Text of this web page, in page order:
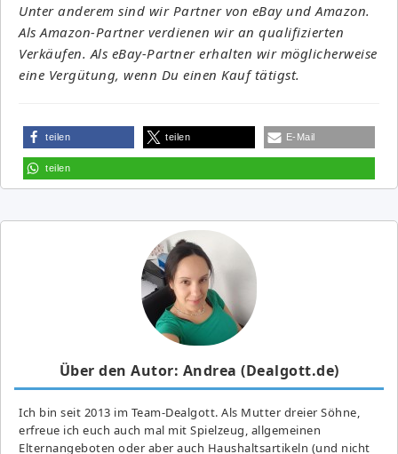
Unter anderem sind wir Partner von eBay und Amazon.
Als Amazon-Partner verdienen wir an qualifizierten
Verkäufen. Als eBay-Partner erhalten wir möglicherweise
eine Vergütung, wenn Du einen Kauf tätigst.
teilen teilen E-Mail
teilen
Über den Autor: Andrea (Dealgott.de)
Ich bin seit 2013 im Team-Dealgott. Als Mutter dreier Söhne,
erfreue ich euch auch mal mit Spielzeug, allgemeinen
Elternangeboten oder aber auch Haushaltsartikeln (und nicht